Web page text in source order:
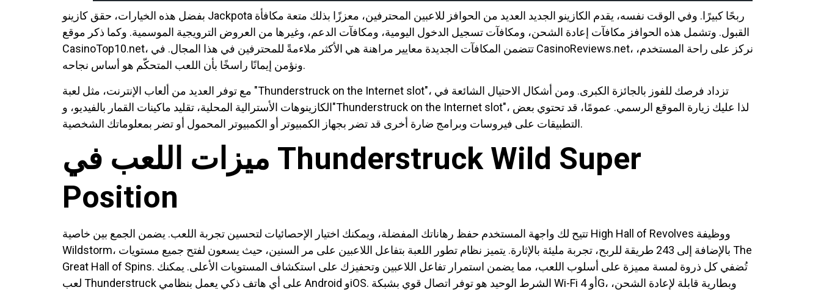
بفضل هذه الخيارات، حقق كازينو Jackpota ربحًا كبيرًا. وفي الوقت نفسه، يقدم الكازينو الجديد العديد من الحوافز للاعبين المحترفين، معززًا بذلك متعة مكافأة
القبول. وتشمل هذه الحوافز مكافآت إعادة الشحن، ومكافآت تسجيل الدخول اليومية، ومكافآت الدعم، وغيرها من العروض الترويجية الموسمية. وكما ذكر موقع
CasinoTop10.net، تتضمن المكافآت الجديدة معايير مراهنة هي الأكثر ملاءمةً للمحترفين في هذا المجال. في CasinoReviews.net، نركز على راحة المستخدم،
ونؤمن إيمانًا راسخًا بأن اللعب المتحكّم هو أساس نجاحه.
مع توفر العديد من ألعاب الإنترنت، مثل لعبة "Thunderstruck on the Internet slot"، تزداد فرصك للفوز بالجائزة الكبرى. ومن أشكال الاحتيال الشائعة في
الكازينوهات الأسترالية المحلية، تقليد ماكينات القمار بالفيديو، و"Thunderstruck on the Internet slot"، لذا عليك زيارة الموقع الرسمي. عمومًا، قد تحتوي بعض
التطبيقات على فيروسات وبرامج ضارة أخرى قد تضر بجهاز الكمبيوتر أو الكمبيوتر المحمول أو تضر بمعلوماتك الشخصية.
ميزات اللعب في Thunderstruck Wild Super
Position
تتيح لك واجهة المستخدم حفظ رهاناتك المفضلة، ويمكنك اختيار الإحصائيات لتحسين تجربة اللعب. يضمن الجمع بين خاصية High Hall of Revolves ووظيفة
Wildstorm، بالإضافة إلى 243 طريقة للربح، تجربة مليئة بالإثارة. يتميز نظام تطور اللعبة بتفاعل اللاعبين على مر السنين، حيث يسعون لفتح جميع مستويات The
Great Hall of Spins. تُضفي كل ذروة لمسة مميزة على أسلوب اللعب، مما يضمن استمرار تفاعل اللاعبين وتحفيزك على استكشاف المستويات الأعلى. يمكنك
لعب Thunderstruck على أي هاتف ذكي يعمل بنظامي Android وiOS. الشرط الوحيد هو توفر اتصال قوي بشبكة Wi-Fi أو 4G، وبطارية قابلة لإعادة الشحن،